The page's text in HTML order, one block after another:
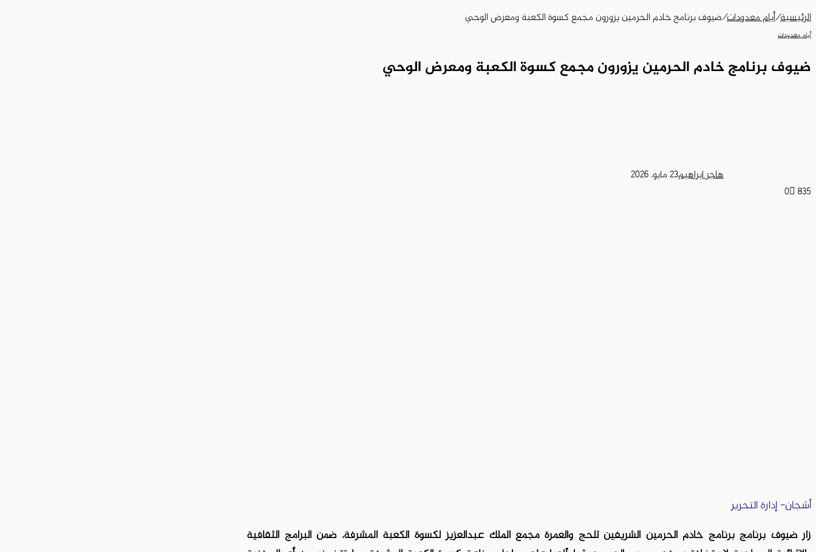
الرئيسية/أيام معدودات/ضيوف برنامج خادم الحرمين يزورون مجمع كسوة الكعبة ومعرض الوحي
أيام معدودات
ضيوف برنامج خادم الحرمين يزورون مجمع كسوة الكعبة ومعرض الوحي
هاجر ابراهيم23 مايو، 2026
0 835
أشجان- إدارة التحرير
زار ضيوف برنامج برنامج خادم الحرمين الشريفين للحج والعمرة مجمع الملك عبدالعزيز لكسوة الكعبة المشرفة، ضمن البرامج الثقافية